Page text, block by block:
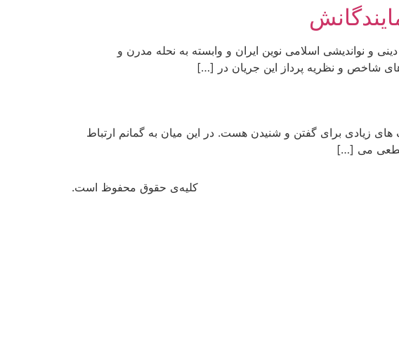
و نواندیشی اسلامی نوین ایران و وابسته به نحله مدرن و
شاخص و نظریه پرداز این جریان در […]
زیادی برای گفتن و شنیدن هست. در این میان به گمانم ارتباط
قطعی می […]
کلیه‌ی حقوق محفوظ است.